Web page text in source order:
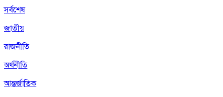
সর্বশেষ
জাতীয়
রাজনীতি
অর্থনীতি
আন্তর্জাতিক